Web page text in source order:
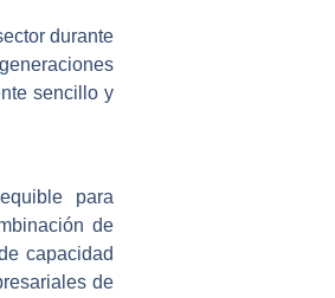
durante
sencillo y
para
de
capacidad
de